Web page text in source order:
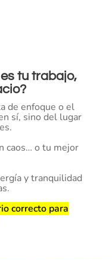
tu trabajo,
de enfoque o el
sí, sino del lugar
caos… o tu mejor
y tranquilidad
correcto para